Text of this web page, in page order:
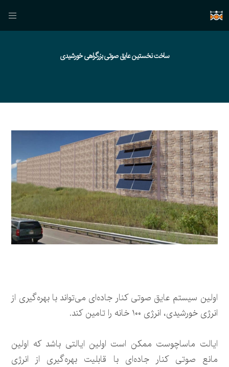
ساخت نخستین عایق صوتی بزرگراهی خورشیدی
اولین سیستم عایق صوتی کنار جاده‌ای می‌تواند با بهره‌گیری از
انرژی خورشیدی، انرژی ۱۰۰ خانه را تامین کند.
ایالت ماساچوست ممکن است اولین ایالتی باشد که اولین
مانع صوتی کنار جاده‌ای با قابلیت بهره‌گیری از انرژی